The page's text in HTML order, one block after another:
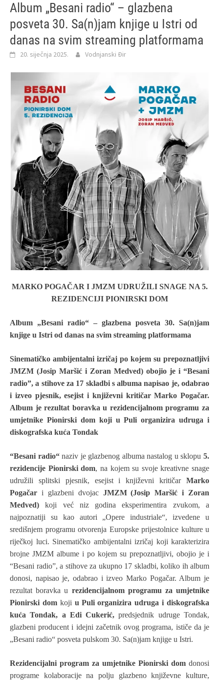
Album „Besani radio“ – glazbena
posveta 30. Sa(n)jam knjige u Istri od
danas na svim streaming platformama
20. siječnja 2025. Vodnjanski Đir
MARKO POGAČAR I JMZM UDRUŽILI SNAGE NA 5.
REZIDENCIJI PIONIRSKI DOM
Album „Besani radio“ – glazbena posveta 30. Sa(n)jam
knjige u Istri od danas na svim streaming platformama
Sinematičko ambijentalni izričaj po kojem su prepoznatljivi
JMZM (Josip Maršić i Zoran Medved) obojio je i “Besani
radio”, a stihove za 17 skladbi s albumanapisao je, odabrao
i izveo pjesnik, esejist i književni kritičar Marko Pogačar.
Album je rezultat boravka u rezidencijalnom programu za
umjetnike Pionirski dom koji u Puli organizira udruga i
diskografska kuća Tondak
“Besani radio“naziv je glazbenog albuma nastalog u sklopu5.
rezidencije Pionirski dom, na kojem su svoje kreativne snage
udružili splitski pjesnik, esejist i književni kritičar Marko
Pogačar i glazbeni dvojac JMZM (Josip Maršić i Zoran
Medved) koji već niz godina eksperimentira zvukom, a
najpoznatiji su kao autori „Opere industriale“, izvedene u
središnjem programu otvorenja Europske prijestolnice kulture u
riječkoj luci. Sinematičko ambijentalni izričaj koji karakterizira
brojne JMZM albume i po kojem su prepoznatljivi, obojio je i
“Besani radio”, a stihove za ukupno 17 skladbi, koliko ih album
donosi, napisao je, odabrao i izveo Marko Pogačar. Album je
rezultat boravka u rezidencijalnom programu za umjetnike
Pionirski dom koji u Puli organizira udruga i diskografska
kuća Tondak, a Edi Cukerić,predsjednik udruge Tondak,
glazbeni producent i idejni začetnik ovog programa, ističe da je
„Besani radio“ posveta pulskom 30. Sa(n)jam knjige u Istri.
Rezidencijalni program za umjetnike Pionirski dom donosi
programe kolaboracije na polju glazbeno književne kulture,